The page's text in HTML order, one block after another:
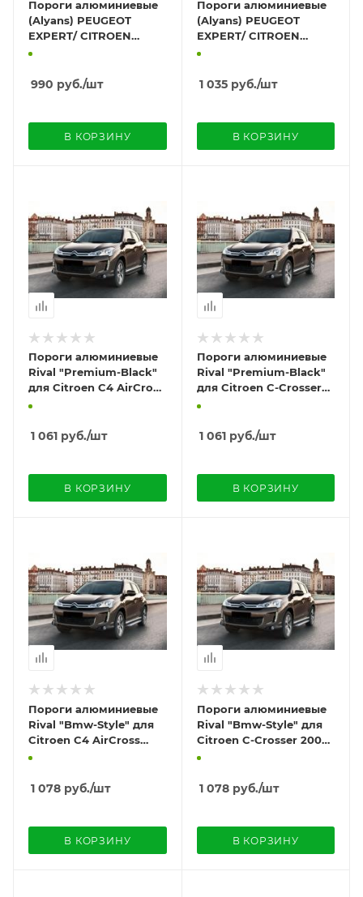
Пороги алюминиевые
(Alyans) PEUGEOT
EXPERT/ CITROEN
JUMPY/TOYOTA
база 240sm
990 руб./шт
В КОРЗИНУ
Пороги алюминиевые
(Alyans) PEUGEOT
EXPERT/ CITROEN
JUMPY/TOYOTA
короткая база 212 см
1 035руб./шт
В КОРЗИНУ
Пороги алюминиевые
Rival "Premium-Black"
для Citroen C4 AirCross
2012-
1 061 руб./шт
В КОРЗИНУ
Пороги алюминиевые
Rival "Premium-Black"
для Citroen C-Crosser
2007-2013
1 061руб./шт
В КОРЗИНУ
Пороги алюминиевые
Rival "Bmw-Style" для
Citroen C4 AirCross
2012-
1 078 руб./шт
В КОРЗИНУ
Пороги алюминиевые
Rival "Bmw-Style" для
Citroen C-Crosser 2007-
2013
1 078руб./шт
В КОРЗИНУ